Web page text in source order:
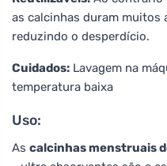
as calcinhas duram muitos
reduzindo o desperdício.
Cuidados: Lavagem na
temperatura baixa
Uso:
As calcinhas menstruais